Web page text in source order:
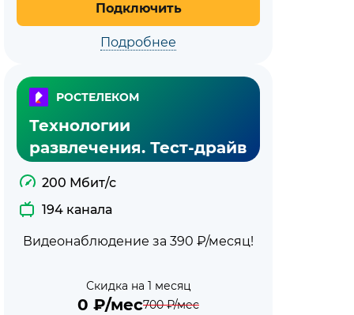
Подключить
Подробнее
РОСТЕЛЕКОМ
Технологии
развлечения. Тест-драйв
200 Мбит/с
194 канала
Видеонаблюдение за 390 ₽/месяц!
Скидка на 1 месяц
0 ₽/мес700₽/мес